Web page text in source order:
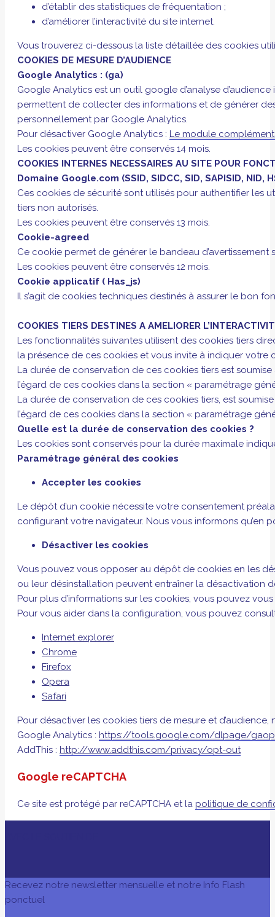
d’établir des statistiques de fréquentation ;
d’améliorer l’interactivité du site internet.
Vous trouverez ci-dessous la liste détaillée des cookies
COOKIES DE MESURE D’AUDIENCE
Google Analytics : (ga)
Google Analytics est un outil google d’analyse
permettent de collecter des informations et de générer
personnellement par Google Analytics.
Pour désactiver Google Analytics : Le module
Les cookies peuvent être conservés 14 mois.
COOKIES INTERNES NECESSAIRES AU SITE POUR
Domaine Google.com (SSID, SIDCC, SID, SAPISID, NID,
Ces cookies de sécurité sont utilisés pour authentifier les
tiers non autorisés.
Les cookies peuvent être conservés 13 mois.
Cookie-agreed
Ce cookie permet de générer le bandeau
Les cookies peuvent être conservés 12 mois.
Cookie applicatif ( Has_js)
Il s’agit de cookies techniques destinés à assurer le bon
COOKIES TIERS DESTINES A AMELIORER
Les fonctionnalités suivantes utilisent des cookies tiers
la présence de ces cookies et vous invite à indiquer votre
La durée de conservation de ces cookies tiers est
l’égard de ces cookies dans la section « paramétrage
La durée de conservation de ces cookies tiers, est
l’égard de ces cookies dans la section « paramétrage
Quelle est la durée de conservation des cookies ?
Les cookies sont conservés pour la durée maximale
Paramétrage général des cookies
Accepter les cookies
Le dépôt d’un cookie nécessite votre consentement
configurant votre navigateur. Nous vous informons
Désactiver les cookies
Vous pouvez vous opposer au dépôt de cookies en les
ou leur désinstallation peuvent entraîner la désactivation
Pour plus d’informations sur les cookies, vous pouvez
Pour vous aider dans la configuration, vous pouvez
Internet explorer
Chrome
Firefox
Opera
Safari
Pour désactiver les cookies tiers de mesure et
Google Analytics : https://tools.google.com/dlpage/
AddThis : http://www.addthis.com/privacy/opt-out
Google reCAPTCHA
Ce site est protégé par reCAPTCHA et la politique de
Recevez notre newsletter mensuelle et notre Info Flash
ponctuel